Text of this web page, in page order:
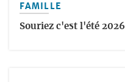
FAMILLE
Souriez c'est l'été 2026